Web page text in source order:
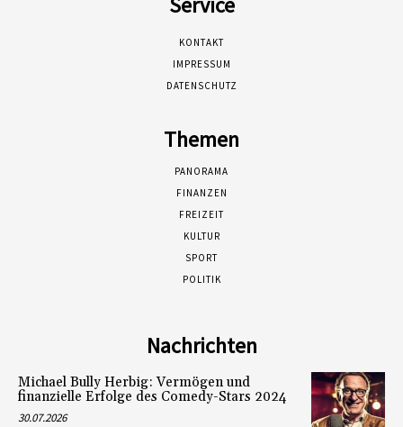
KONTAKT
IMPRESSUM
DATENSCHUTZ
Themen
PANORAMA
FINANZEN
FREIZEIT
KULTUR
SPORT
POLITIK
Nachrichten
Michael Bully Herbig: Vermögen und
finanzielle Erfolge des Comedy-Stars 2024
30.07.2026